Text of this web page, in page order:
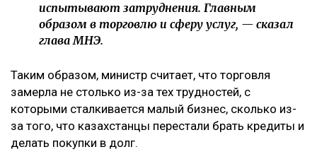
испытывают затруднения. Главным
образом в торговлю и сферу услуг, — сказал
глава МНЭ.
Таким образом, министр считает, что торговля
замерла не столько из-за тех трудностей, с
которыми сталкивается малый бизнес, сколько из-
за того, что казахстанцы перестали брать кредиты и
делать покупки в долг.